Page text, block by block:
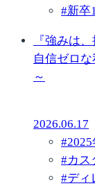
#新卒
『強みは
自信ゼロ
～
2026.06.17
#
#カス
#ディ